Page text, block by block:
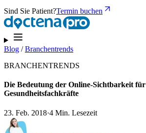
Sind Sie Patient?Termin buchen
Blog /Branchentrends
BRANCHENTRENDS
Die Bedeutung der Online-Sichtbarkeit für
Gesundheitsfachkräfte
23. Feb. 2018·4 Min. Lesezeit